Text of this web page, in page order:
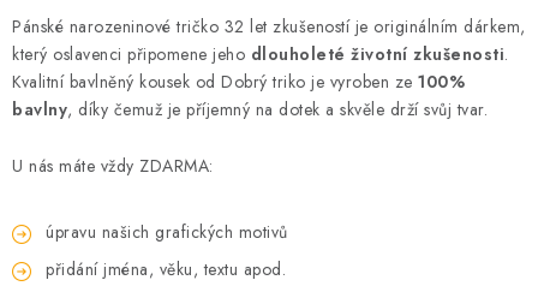
Pánské narozeninové tričko 32 let zkušeností je originálním dárkem,
který oslavenci připomene jeho dlouholeté životní zkušenosti.
Kvalitní bavlněný kousek od Dobrý triko je vyroben ze 100%
bavlny, díky čemuž je příjemný na dotek a skvěle drží svůj tvar.
U nás máte vždy ZDARMA:
úpravu našich grafických motivů
přidání jména, věku, textu apod.